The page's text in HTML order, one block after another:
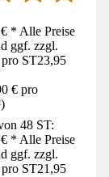
* Alle Preise
ggf. zzgl.
pro ST23,95
€ pro
)
48 ST:
* Alle Preise
ggf. zzgl.
pro ST21,95